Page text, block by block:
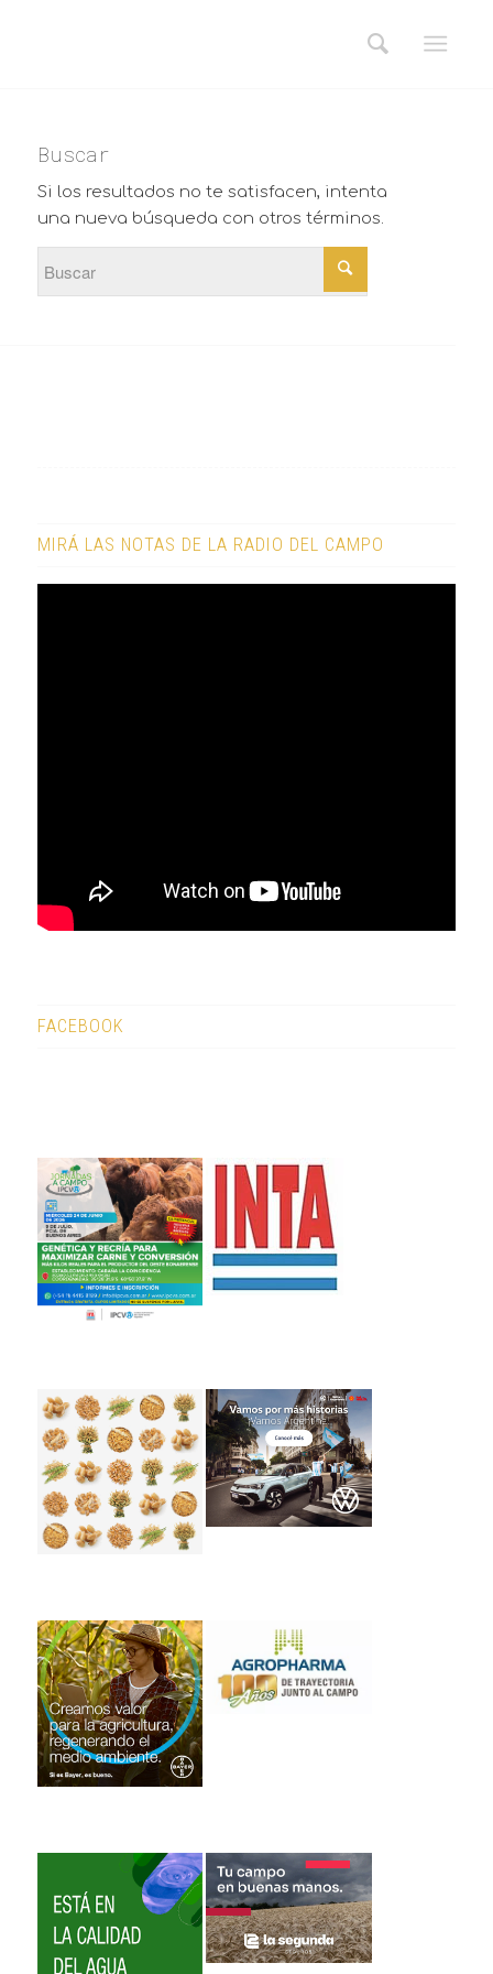
Buscar
Si los resultados no te satisfacen, intenta
una nueva búsqueda con otros términos.
MIRÁ LAS NOTAS DE LA RADIO DEL CAMPO
FACEBOOK